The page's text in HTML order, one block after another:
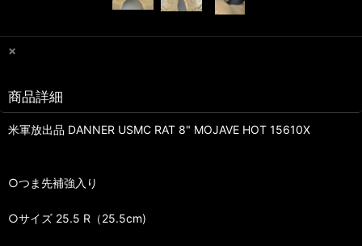
×
商品詳細
米軍放出品 DANNER USMC RAT 8" MOJAVE HOT 15610X
○つま先補強入り
○サイズ 25.5 R（25.5cm)